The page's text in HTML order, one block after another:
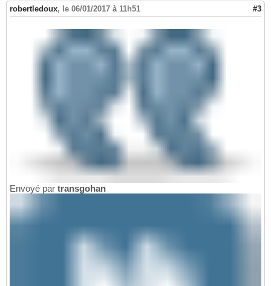
robertledoux, le 06/01/2017 à 11h51 #3
Envoyé par transgohan